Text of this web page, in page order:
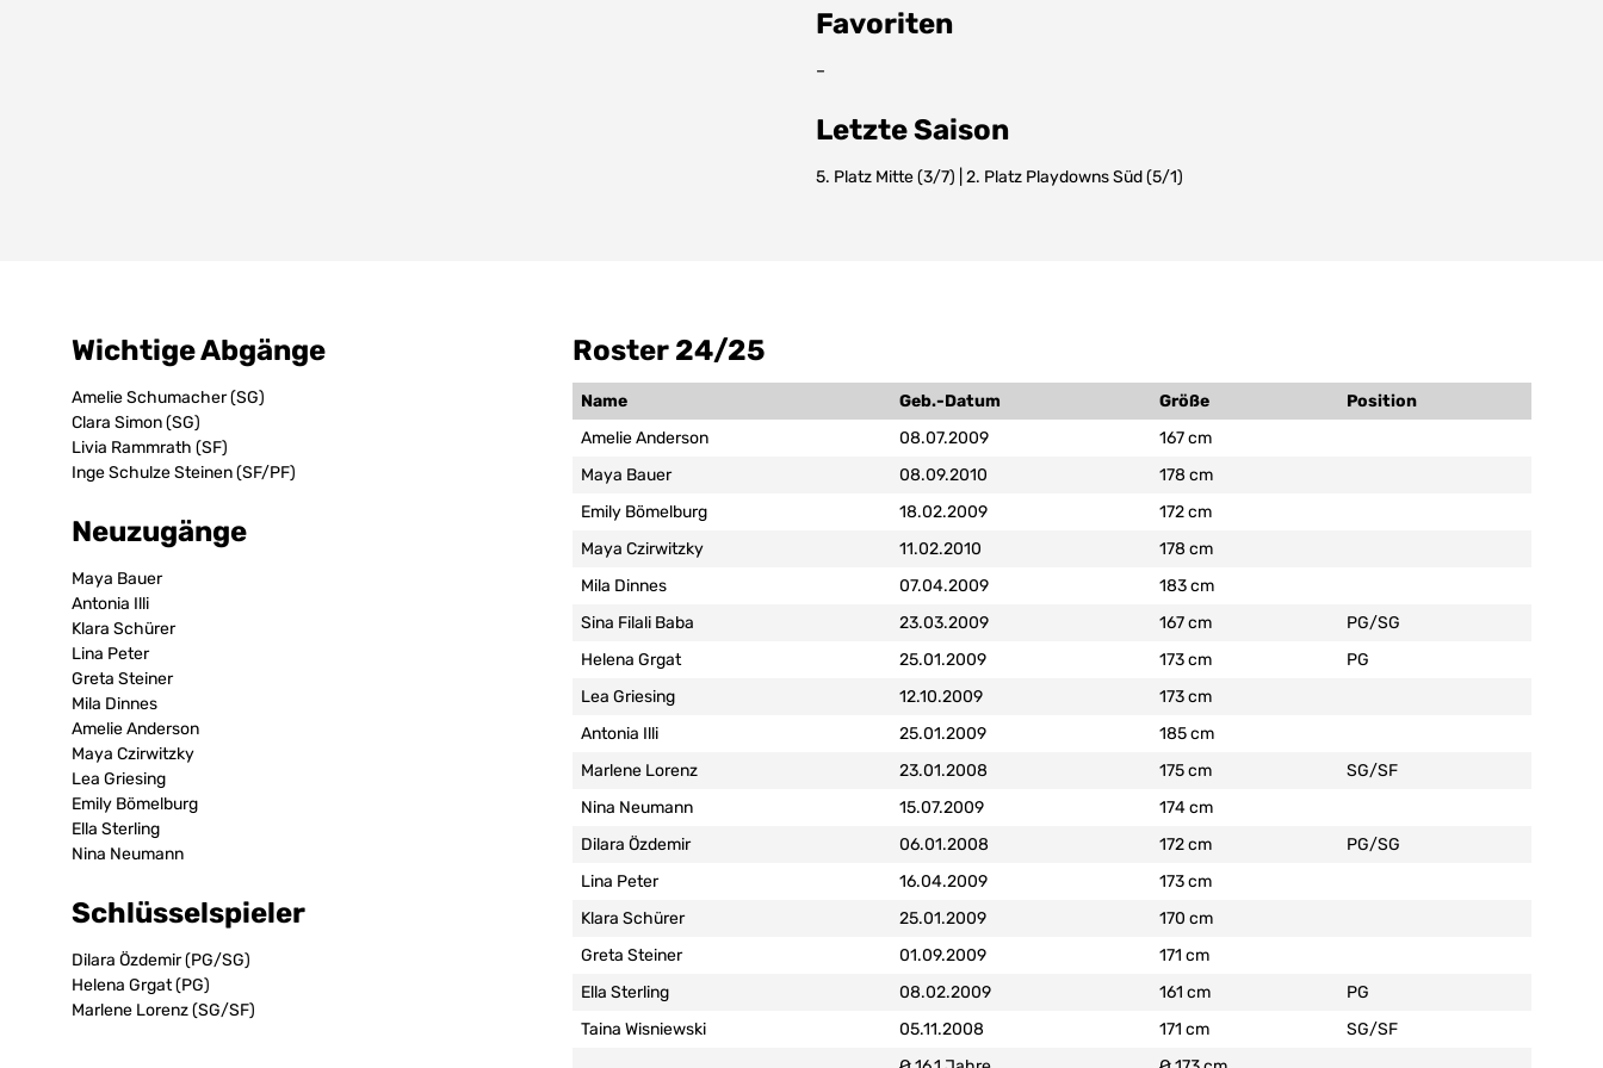
Favoriten
–
Letzte Saison
5. Platz Mitte (3/7) | 2. Platz Playdowns Süd (5/1)
Wichtige Abgänge
Amelie Schumacher (SG)
Clara Simon (SG)
Livia Rammrath (SF)
Inge Schulze Steinen (SF/PF)
Neuzugänge
Maya Bauer
Antonia Illi
Klara Schürer
Lina Peter
Greta Steiner
Mila Dinnes
Amelie Anderson
Maya Czirwitzky
Lea Griesing
Emily Bömelburg
Ella Sterling
Nina Neumann
Schlüsselspieler
Dilara Özdemir (PG/SG)
Helena Grgat (PG)
Marlene Lorenz (SG/SF)
Roster 24/25
Name Geb.-Datum Größe
Position
Amelie Anderson
08.07.2009
167 cm
Maya Bauer
08.09.2010
178 cm
Emily Bömelburg
18.02.2009
172 cm
Maya Czirwitzky
11.02.2010
178 cm
Mila Dinnes
07.04.2009
183 cm
Sina Filali Baba
23.03.2009 167 cm
PG/SG
Helena Grgat
25.01.2009 173 cm
PG
Lea Griesing
12.10.2009
173 cm
Antonia Illi
25.01.2009
185 cm
Marlene Lorenz
23.01.2008 175 cm
SG/SF
Nina Neumann
15.07.2009
174 cm
Dilara Özdemir
06.01.2008 172 cm
PG/SG
Lina Peter
16.04.2009
173 cm
Klara Schürer
25.01.2009
170 cm
Greta Steiner
01.09.2009
171 cm
Ella Sterling
08.02.2009 161 cm
PG
Taina Wisniewski
05.11.2008 171 cm
SG/SF